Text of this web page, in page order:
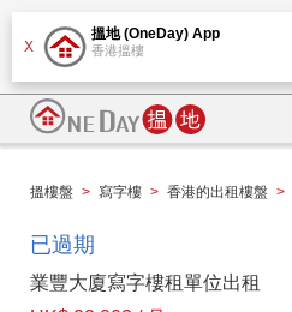
X
搵地 (OneDay) App
香港搵樓
搵樓盤 > 寫字樓 > 香港的出租樓盤 >
已過期
業豐大廈寫字樓租單位出租